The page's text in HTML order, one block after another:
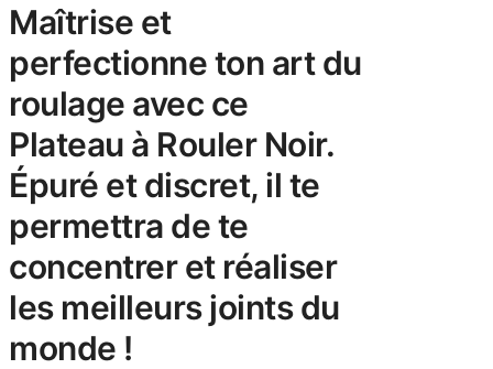
Maîtrise et
perfectionne ton art du
roulage avec ce
Plateau à Rouler Noir.
Épuré et discret, il te
permettra de te
concentrer et réaliser
les meilleurs joints du
monde !